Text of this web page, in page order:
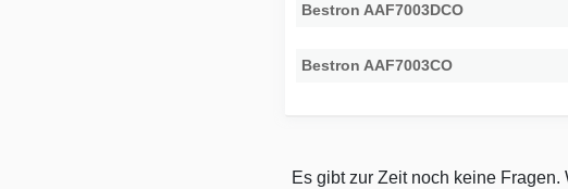
Bestron AAF7003DCO
Bestron AAF7003CO
Es gibt zur Zeit noch keine